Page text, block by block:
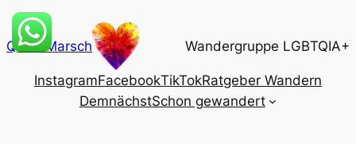
Zum
Inhalt
springen
QueerMarsch Wandergruppe LGBTQIA+
InstagramFacebookTikTokRatgeber Wandern
DemnächstSchon gewandert